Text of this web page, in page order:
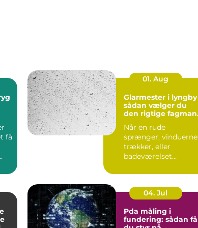
få
01. Aug
Glarmester i lyngby
sådan vælger du
den rigtige
Når en rude
sprænger, vinduerne
trækker, eller
badeværelset
spejl, er en
04. Jul
Pda måling i
fundering: sådan